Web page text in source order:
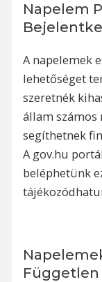
Napelem
A napelemek
lehetőséget
szeretnék
állam számos
segíthetnek
A gov.hu
beléphetünk
Független